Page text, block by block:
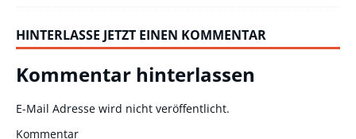
HINTERLASSE JETZT EINEN KOMMENTAR
Kommentar hinterlassen
E-Mail Adresse wird nicht veröffentlicht.
Kommentar